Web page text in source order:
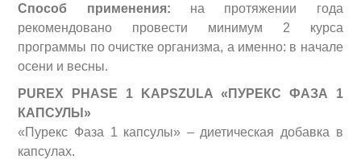
Способ применения: на протяжении года
рекомендовано провести минимум 2 курса
программы по очистке организма, а именно: в начале
осени и весны.
PUREX
PHASE 1
KAPSZULA «ПУРЕКС ФАЗА 1
КАПСУЛЫ»
«Пурекс Фаза 1 капсулы» – диетическая добавка в
капсулах.